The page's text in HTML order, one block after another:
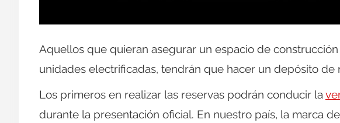
Aquellos que quieran asegurar un espacio de
unidades electrificadas, tendrán que hacer un depósito
Los primeros en realizar las reservas podrán conducir la
durante la presentación oficial. En nuestro país, la marca